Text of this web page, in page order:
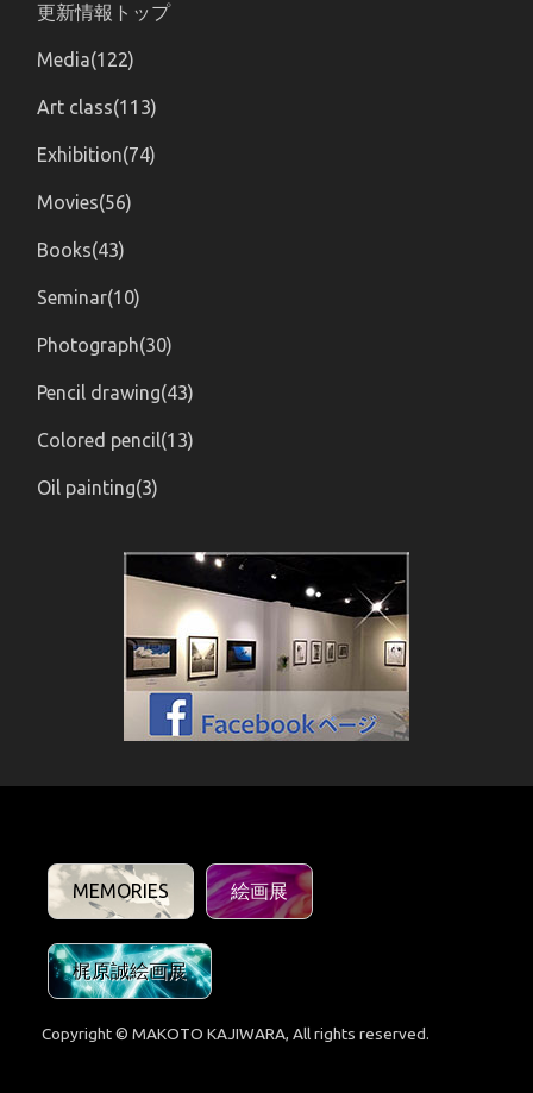
更新情報トップ
Media(122)
Art class(113)
Exhibition(74)
Movies(56)
Books(43)
Seminar(10)
Photograph(30)
Pencil drawing(43)
Colored pencil(13)
Oil painting(3)
MEMORIES 絵画展
梶原誠絵画展
Copyright © MAKOTO KAJIWARA, All rights reserved.